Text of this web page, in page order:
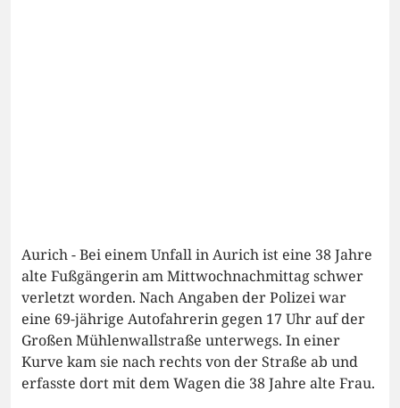
Aurich - Bei einem Unfall in Aurich ist eine 38 Jahre
alte Fußgängerin am Mittwochnachmittag schwer
verletzt worden. Nach Angaben der Polizei war
eine 69-jährige Autofahrerin gegen 17 Uhr auf der
Großen Mühlenwallstraße unterwegs. In einer
Kurve kam sie nach rechts von der Straße ab und
erfasste dort mit dem Wagen die 38 Jahre alte Frau.